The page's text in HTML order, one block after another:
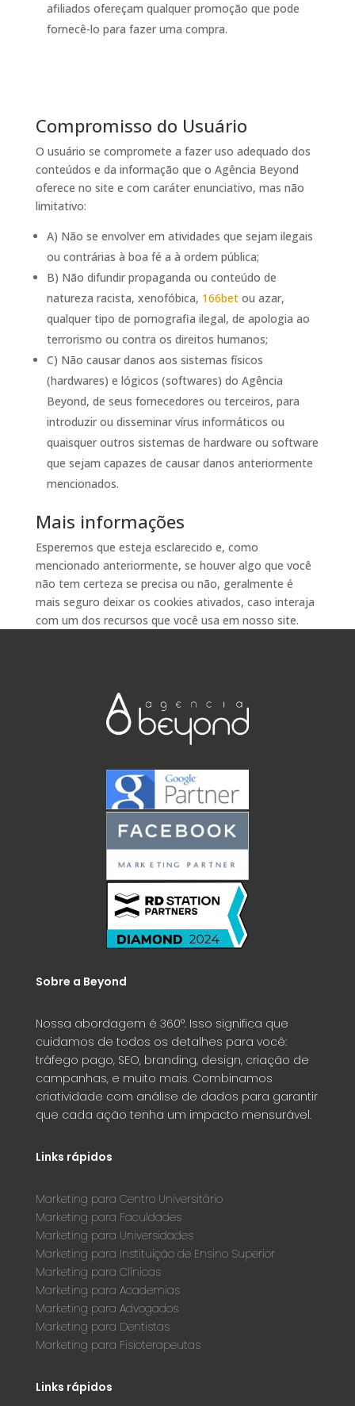
afiliados ofereçam qualquer promoção que pode
fornecê-lo para fazer uma compra.
Compromisso do Usuário
O usuário se compromete a fazer uso adequado dos
conteúdos e da informação que o Agência Beyond
oferece no site e com caráter enunciativo, mas não
limitativo:
A) Não se envolver em atividades que sejam ilegais
ou contrárias à boa fé a à ordem pública;
B) Não difundir propaganda ou conteúdo de
natureza racista, xenofóbica, 166betou azar,
qualquer tipo de pornografia ilegal, de apologia ao
terrorismo ou contra os direitos humanos;
C) Não causar danos aos sistemas físicos
(hardwares) e lógicos (softwares) do Agência
Beyond, de seus fornecedores ou terceiros, para
introduzir ou disseminar vírus informáticos ou
quaisquer outros sistemas de hardware ou software
que sejam capazes de causar danos anteriormente
mencionados.
Mais informações
Esperemos que esteja esclarecido e, como
mencionado anteriormente, se houver algo que você
não tem certeza se precisa ou não, geralmente é
mais seguro deixar os cookies ativados, caso interaja
com um dos recursos que você usa em nosso site.
Sobre a Beyond
Nossa abordagem é 360°. Isso significa que
cuidamos de todos os detalhes para você:
tráfego pago, SEO, branding, design, criação de
campanhas, e muito mais. Combinamos
criatividade com análise de dados para garantir
que cada ação tenha um impacto mensurável.
Links rápidos
Marketing para Centro Universitário
Marketing para Faculdades
Marketing para Universidades
Marketing para Instituição de Ensino Superior
Marketing para Clínicas
Marketing para Academias
Marketing para Advogados
Marketing para Dentistas
Marketing para Fisioterapeutas
Links rápidos